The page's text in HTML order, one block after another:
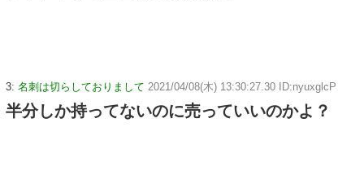
3: 名刺は切らしておりまして 2021/04/08(木) 13:30:27.30 ID:nyuxglcP
半分しか持ってないのに売っていいのかよ？